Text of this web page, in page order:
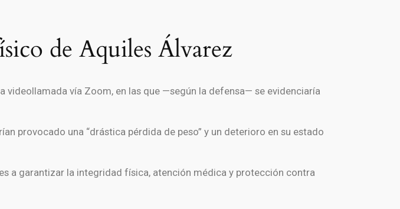
de Aquiles Álvarez
vía Zoom, en las que —según la defensa— se evidenciaría
provocado una “drástica pérdida de peso” y un deterioro en su estado
a garantizar la integridad física, atención médica y protección contra